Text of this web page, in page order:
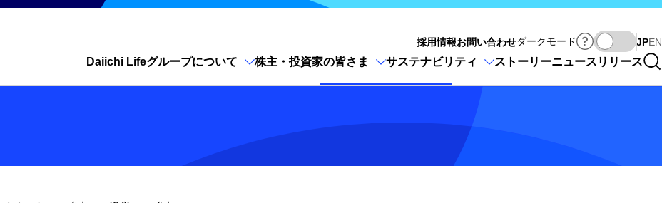
採用情報お問い合わせダークモード JPEN
Daiichi Lifeグループについて 株主・投資家の皆さま サステナビリティ ストーリーニュースリリース
サイト内検索を開く